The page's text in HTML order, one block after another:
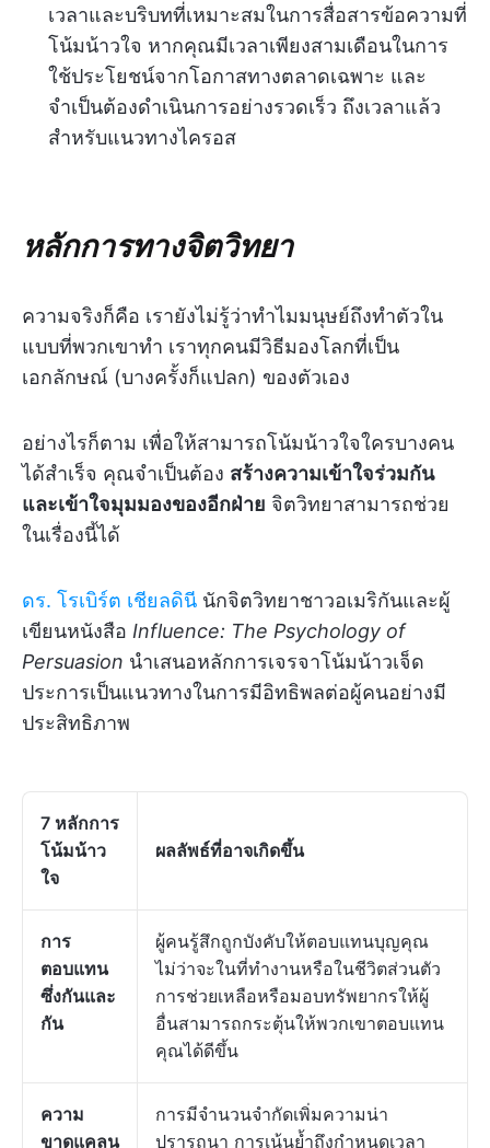
เวลาและบริบทที่เหมาะสมในการสื่อสารข้อความที่
โน้มน้าวใจ หากคุณมีเวลาเพียงสามเดือนในการ
ใช้ประโยชน์จากโอกาสทางตลาดเฉพาะ และ
จำเป็นต้องดำเนินการอย่างรวดเร็ว ถึงเวลาแล้ว
สำหรับแนวทางไครอส
หลักการทางจิตวิทยา
ความจริงก็คือ เรายังไม่รู้ว่าทำไมมนุษย์ถึงทำตัวใน
แบบที่พวกเขาทำ เราทุกคนมีวิธีมองโลกที่เป็น
เอกลักษณ์ (บางครั้งก็แปลก) ของตัวเอง
อย่างไรก็ตาม เพื่อให้สามารถโน้มน้าวใจใครบางคน
ได้สำเร็จ คุณจำเป็นต้อง สร้างความเข้าใจร่วมกัน
และเข้าใจมุมมองของอีกฝ่าย จิตวิทยาสามารถช่วย
ในเรื่องนี้ได้
ดร. โรเบิร์ต เชียลดินี นักจิตวิทยาชาวอเมริกันและผู้
เขียนหนังสือ Influence: The Psychology of
Persuasion นำเสนอหลักการเจรจาโน้มน้าวเจ็ด
ประการเป็นแนวทางในการมีอิทธิพลต่อผู้คนอย่างมี
ประสิทธิภาพ
7 หลักการ
โน้มน้าว
ใจ
ผลลัพธ์ที่อาจเกิดขึ้น
การ
ตอบแทน
ซึ่งกันและ
กัน
ผู้คนรู้สึกถูกบังคับให้ตอบแทนบุญคุณ
ไม่ว่าจะในที่ทำงานหรือในชีวิตส่วนตัว
การช่วยเหลือหรือมอบทรัพยากรให้ผู้
อื่นสามารถกระตุ้นให้พวกเขาตอบแทน
คุณได้ดีขึ้น
ความ
ขาดแคลน
การมีจำนวนจำกัดเพิ่มความน่า
ปรารถนา การเน้นย้ำถึงกำหนดเวลา